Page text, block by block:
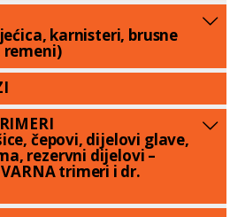
karnisteri, brusne
remeni)
čepovi, dijelovi glave,
rezervni dijelovi –
trimeri i dr.